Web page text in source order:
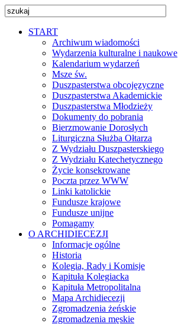
START
Archiwum wiadomości
Wydarzenia kulturalne i naukowe
Kalendarium wydarzeń
Msze św.
Duszpasterstwa obcojęzyczne
Duszpasterstwa Akademickie
Duszpasterstwa Młodzieży
Dokumenty do pobrania
Bierzmowanie Dorosłych
Liturgiczna Służba Ołtarza
Z Wydziału Duszpasterskiego
Z Wydziału Katechetycznego
Życie konsekrowane
Poczta przez WWW
Linki katolickie
Fundusze krajowe
Fundusze unijne
Pomagamy
O ARCHIDIECEZJI
Informacje ogólne
Historia
Kolegia, Rady i Komisje
Kapituła Kolegiacka
Kapituła Metropolitalna
Mapa Archidiecezji
Zgromadzenia żeńskie
Zgromadzenia męskie